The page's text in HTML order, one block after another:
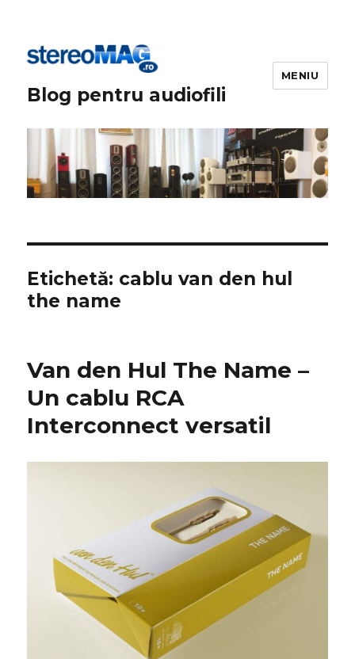
Blog pentru audiofili
MENIU
Etichetă: cablu van den hul
the name
Van den Hul The Name –
Un cablu RCA
Interconnect versatil